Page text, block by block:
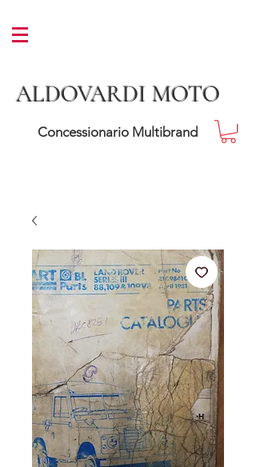
ALDOVARDI MOTO
Concessionario Multibrand